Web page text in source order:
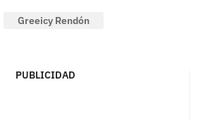
Greeicy Rendón
PUBLICIDAD